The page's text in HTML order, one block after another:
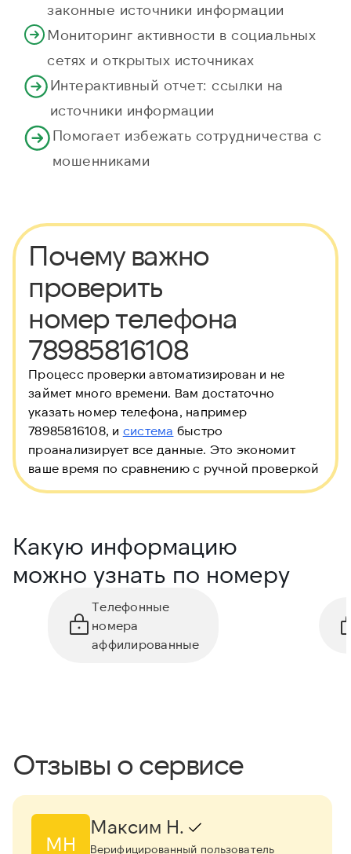
законные источники информации
Мониторинг активности в социальных
сетях и открытых источниках
Интерактивный отчет: ссылки на
источники информации
Помогает избежать сотрудничества с
мошенниками
Почему важно
проверить
номер телефона
78985816108
Процесс проверки автоматизирован и не
займет много времени. Вам достаточно
указать номер телефона, например
78985816108, и система быстро
проанализирует все данные. Это экономит
ваше время по сравнению с ручной проверкой
Какую информацию
можно узнать по номеру
Телефонные
номера
аффилированные
Отзывы о сервисе
МН
Максим Н.
Верифицированный пользователь